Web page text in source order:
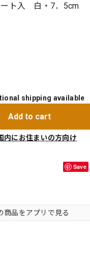
ト入 白・7．5cm
shipping available
Add to cart
内にお住まいの方向け
Save
商品をアプリで見る